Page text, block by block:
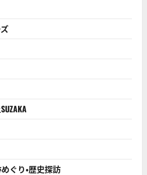
ぐり・歴史探訪